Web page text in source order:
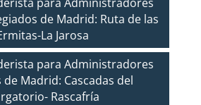
de Madrid: Ruta de las
La Jarosa
para Administradores
de Madrid: Cascadas del
Rascafría